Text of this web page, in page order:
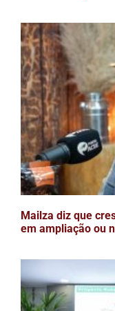
Mailza diz que
em ampliação ou